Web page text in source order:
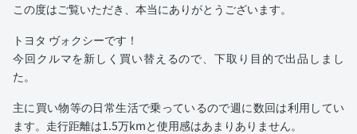
この度はご覧いただき、本当にありがとうございます。
トヨタ ヴォクシーです！
今回クルマを新しく買い替えるので、下取り目的で出品しまし
た。
主に買い物等の日常生活で乗っているので週に数回は利用してい
ます。走行距離は1.5万kmと使用感はあまりありません。